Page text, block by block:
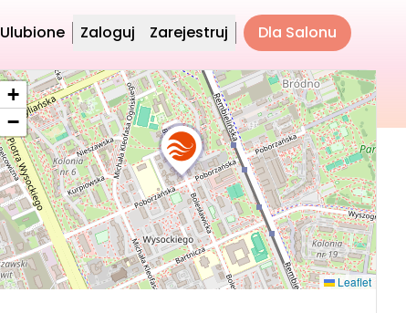
Ulubione Zaloguj Zarejestruj Dla Salonu
+
−
Leaflet